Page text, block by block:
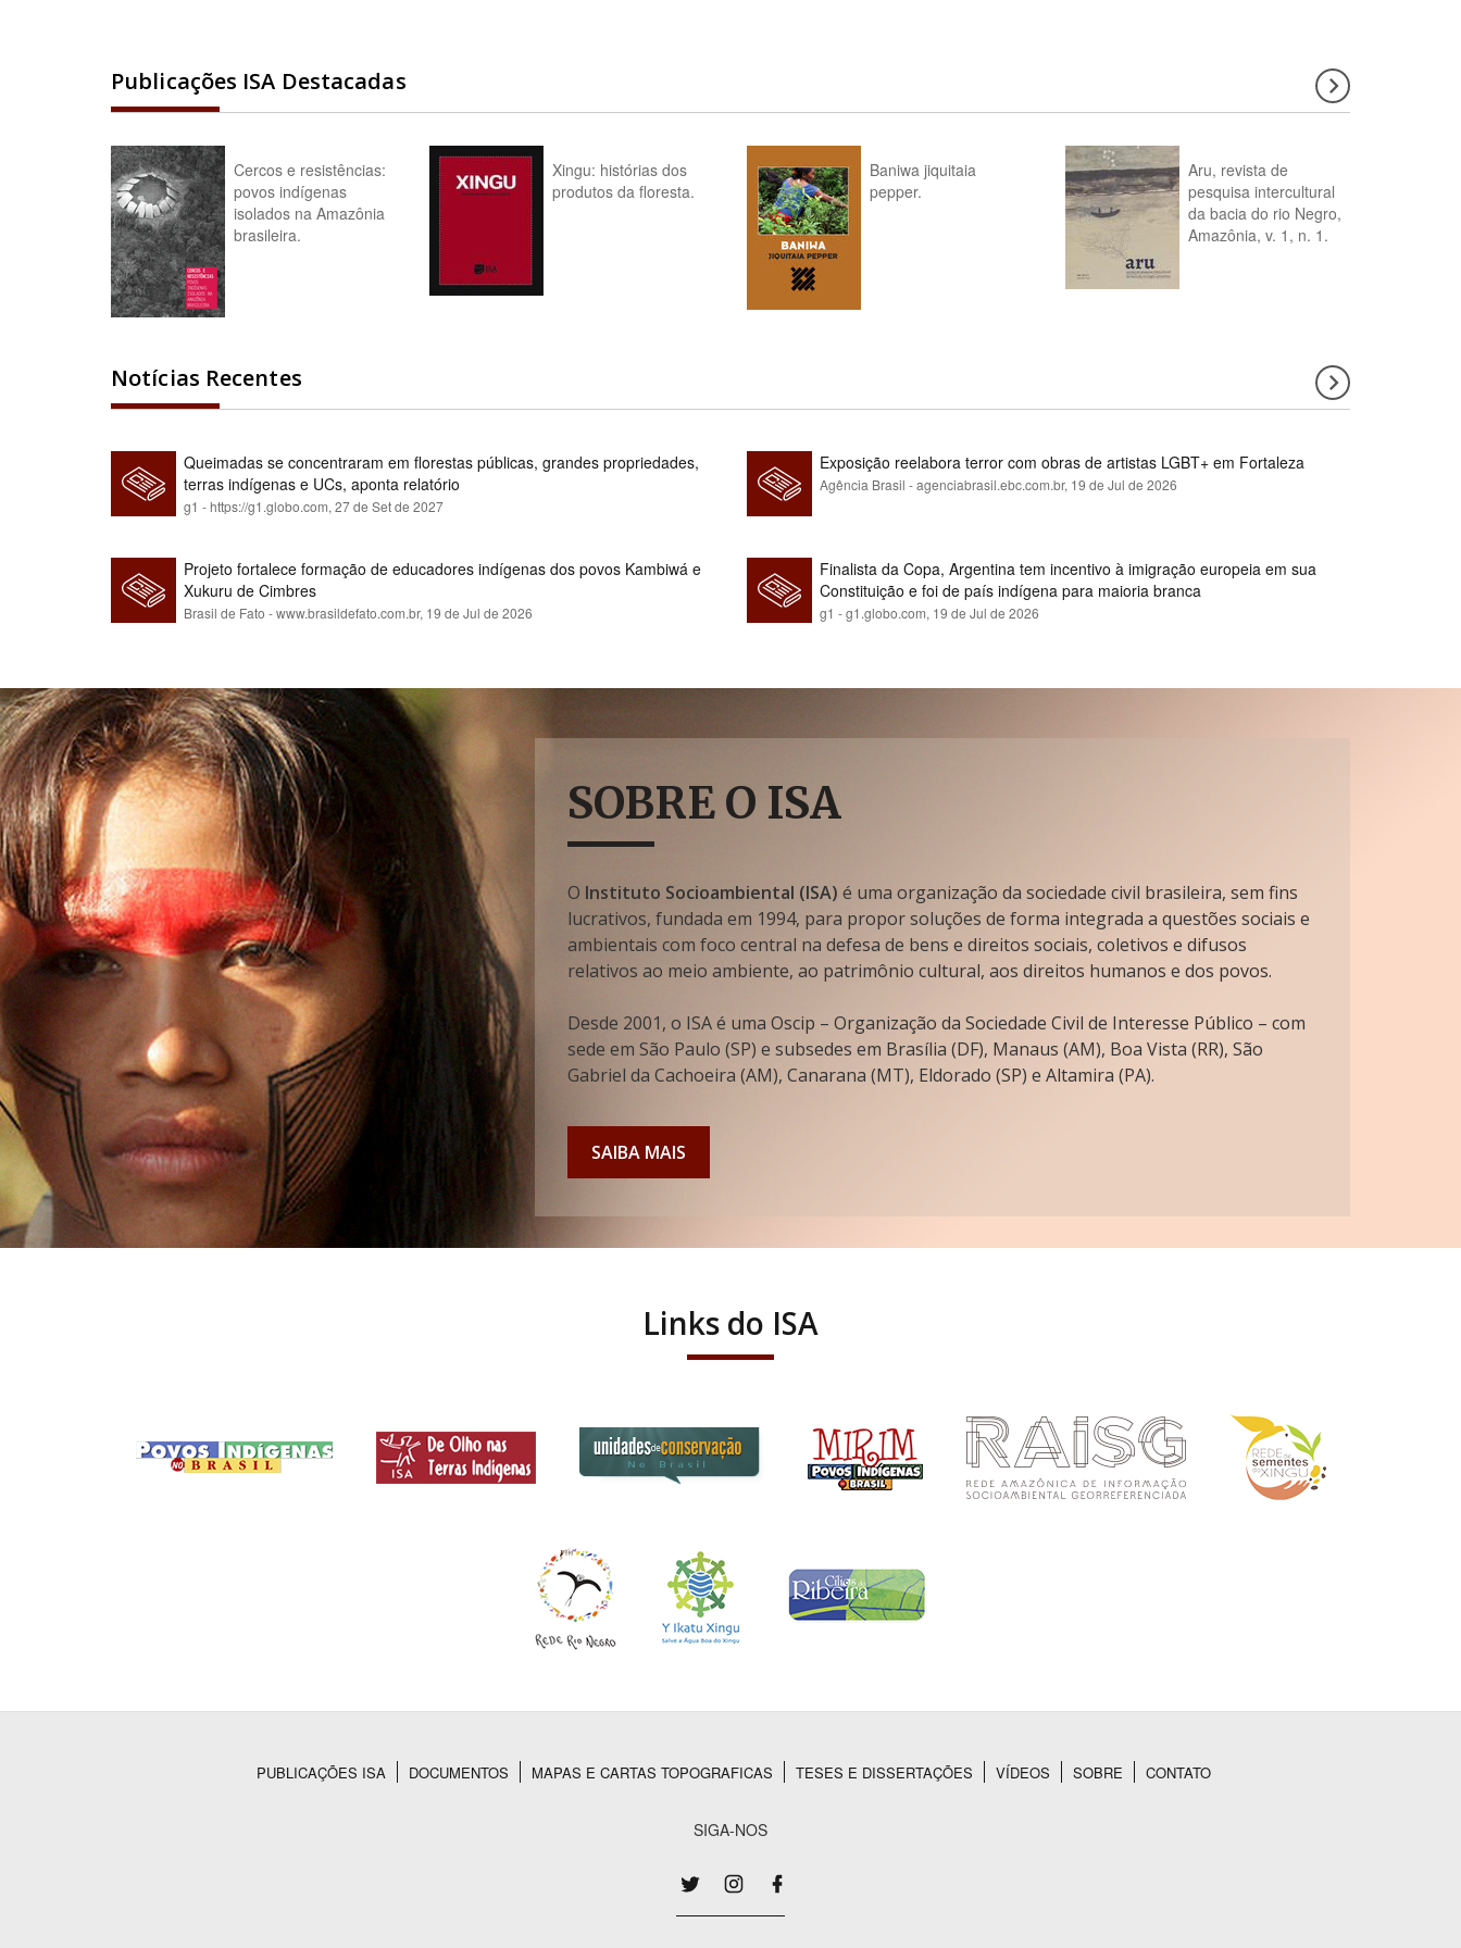
Publicações ISA Destacadas
Cercos e resistências:
povos indígenas
isolados na Amazônia
brasileira.
Xingu: histórias dos
produtos da floresta.
Baniwa jiquitaia
pepper.
Aru, revista de
pesquisa intercultural
da bacia do rio Negro,
Amazônia, v. 1, n. 1.
Notícias Recentes
Queimadas se concentraram em florestas públicas, grandes propriedades,
terras indígenas e UCs, aponta relatório
g1 - https://g1.globo.com, 27 de Set de 2027
Exposição reelabora terror com obras de artistas LGBT+ em Fortaleza
Agência Brasil - agenciabrasil.ebc.com.br, 19 de Jul de 2026
Projeto fortalece formação de educadores indígenas dos povos Kambiwá e
Xukuru de Cimbres
Brasil de Fato - www.brasildefato.com.br, 19 de Jul de 2026
Finalista da Copa, Argentina tem incentivo à imigração europeia em sua
Constituição e foi de país indígena para maioria branca
g1 - g1.globo.com, 19 de Jul de 2026
SOBRE O ISA
O Instituto Socioambiental (ISA) é uma organização da sociedade civil brasileira, sem fins
lucrativos, fundada em 1994, para propor soluções de forma integrada a questões sociais e
ambientais com foco central na defesa de bens e direitos sociais, coletivos e difusos
relativos ao meio ambiente, ao patrimônio cultural, aos direitos humanos e dos povos.
Desde 2001, o ISA é uma Oscip – Organização da Sociedade Civil de Interesse Público – com
sede em São Paulo (SP) e subsedes em Brasília (DF), Manaus (AM), Boa Vista (RR), São
Gabriel da Cachoeira (AM), Canarana (MT), Eldorado (SP) e Altamira (PA).
SAIBA MAIS
Links do ISA
PUBLICAÇÕES ISA DOCUMENTOS MAPAS E CARTAS TOPOGRAFICAS TESES E DISSERTAÇÕES VÍDEOS SOBRE CONTATO
SIGA-NOS